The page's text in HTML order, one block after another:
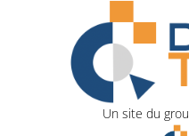
Un site du